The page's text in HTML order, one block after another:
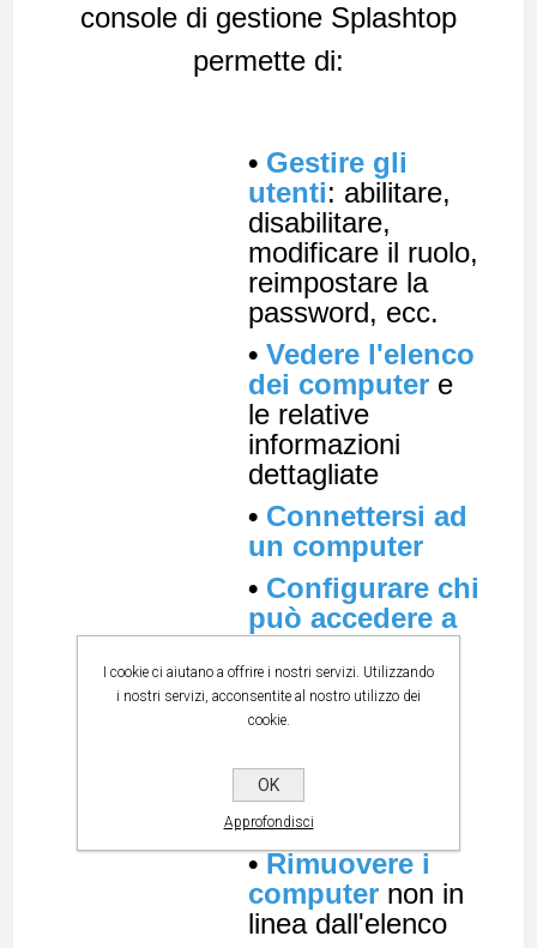
console di gestione Splashtop
permette di:
• Gestire gli
utenti: abilitare,
disabilitare,
modificare il ruolo,
reimpostare la
password, ecc.
• Vedere l'elenco
dei computere
le relative
informazioni
dettagliate
• Connettersi ad
un computer
• Configurare chi
può accedere a
•Rinominare i
computer
•Aggiungere
una nota
computer
• Rimuovere i
computernon in
linea dall'elenco
I cookie ci aiutano a offrire i nostri servizi. Utilizzando
i nostri servizi, acconsentite al nostro utilizzo dei
cookie.
OK
Approfondisci